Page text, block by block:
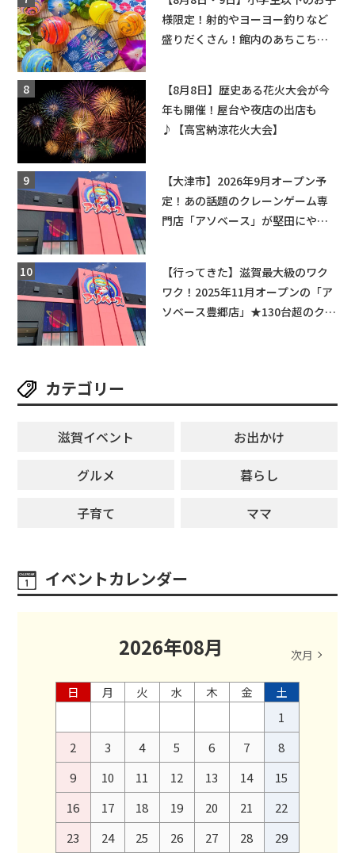
様限定！射的やヨーヨー釣りなど
盛りだくさん！館内のあちこちに
【8月8日】歴史ある花火大会が今
年も開催！屋台や夜店の出店も
♪【高宮納涼花火大会】
【大津市】2026年9月オープン予
定！あの話題のクレーンゲーム専
門店「アソベース」が堅田にやっ
【行ってきた】滋賀最大級のワク
ワク！2025年11月オープンの「ア
ソベース豊郷店」★130台超のクレ
カテゴリー
滋賀イベント
お出かけ
グルメ
暮らし
子育て
ママ
イベントカレンダー
2026年08月 次月
日 月 火 水 木 金
土
1
2
3 4 5 6 7
8
9
10 11 12 13 14
15
16
17 18 19 20 21
22
23
24 25 26 27 28
29